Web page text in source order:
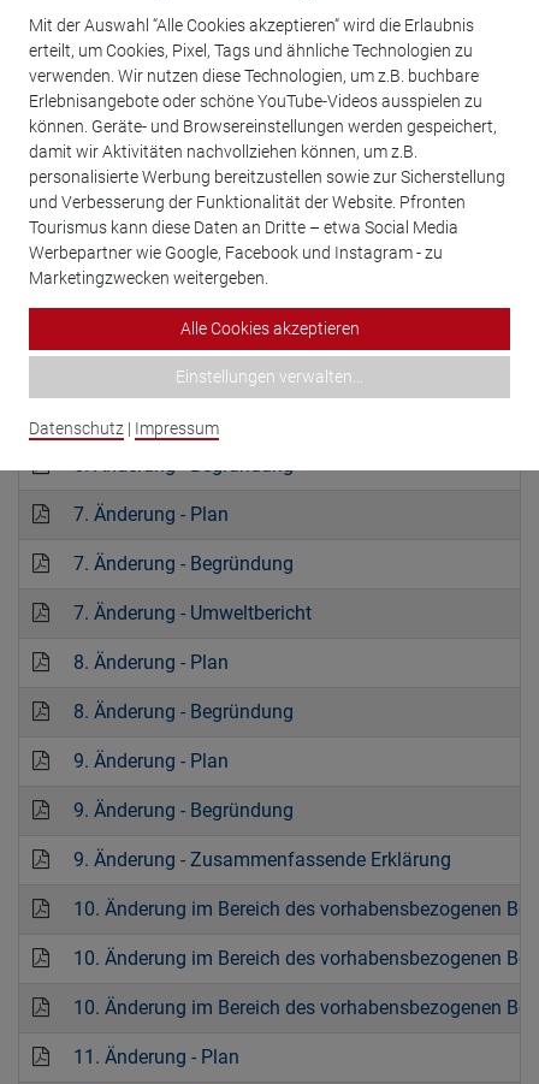
3. Änderung - Plan (Schönblickweg)
3. Änderung - Erläuterungsbericht
4. Änderung - Plan
4. Änderung - Begründung
4. Änderung - Umweltbericht
5. Änderung - Plan (Entwurf)
5. Änderung - Begründung (Entwurf)
5. Änderung - Umweltbericht (Entwurf)
6. Änderung - Plan
6. Änderung - Begründung
7. Änderung - Plan
7. Änderung - Begründung
7. Änderung - Umweltbericht
8. Änderung - Plan
8. Änderung - Begründung
9. Änderung - Plan
9. Änderung - Begründung
9. Änderung - Zusammenfassende Erklärung
10. Änderung im Bereich des vorhabensbezogenen
10. Änderung im Bereich des vorhabensbezogenen
10. Änderung im Bereich des vorhabensbezogenen
11. Änderung - Plan
Mit der Auswahl “Alle Cookies akzeptieren“ wird die Erlaubnis
erteilt, um Cookies, Pixel, Tags und ähnliche Technologien zu
verwenden. Wir nutzen diese Technologien, um z.B. buchbare
Erlebnisangebote oder schöne YouTube-Videos ausspielen zu
können. Geräte- und Browsereinstellungen werden gespeichert,
damit wir Aktivitäten nachvollziehen können, um z.B.
personalisierte Werbung bereitzustellen sowie zur Sicherstellung
und Verbesserung der Funktionalität der Website. Pfronten
Tourismus kann diese Daten an Dritte – etwa Social Media
Werbepartner wie Google, Facebook und Instagram - zu
Marketingzwecken weitergeben.
Alle Cookies akzeptieren
Einstellungen verwalten
Datenschutz | Impressum